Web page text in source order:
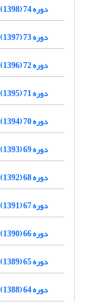
دوره 74 (1398)
دوره 73 (1397)
دوره 72 (1396)
دوره 71 (1395)
دوره 70 (1394)
دوره 69 (1393)
دوره 68 (1392)
دوره 67 (1391)
دوره 66 (1390)
دوره 65 (1389)
دوره 64 (1388)